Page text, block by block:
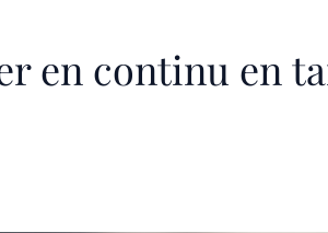
en continu en